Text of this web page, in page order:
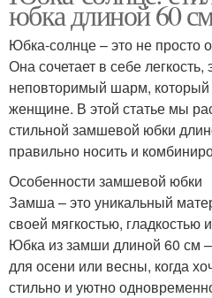
юбка длиной 60
Юбка-солнце – это не просто
Она сочетает в себе легкость,
неповторимый шарм,
женщине. В этой статье мы
стильной замшевой юбки
правильно носить и
Особенности замшевой юбки
Замша – это уникальный
своей мягкостью, гладкостью
Юбка из замши длиной 60 см
для осени или весны, когда
стильно и уютно